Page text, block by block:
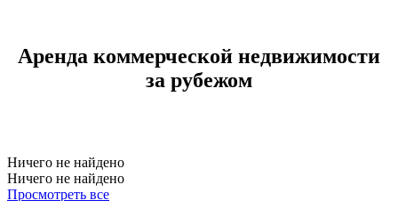
Аренда коммерческой недвижимости
за рубежом
Ничего не найдено
Ничего не найдено
Просмотреть все